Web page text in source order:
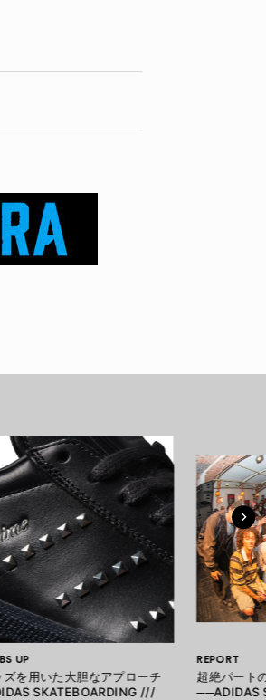
UP
ズを用いた大胆なアプローチ
SKATEBOARDING ///
REPORT
超絶パート
──ADIDAS